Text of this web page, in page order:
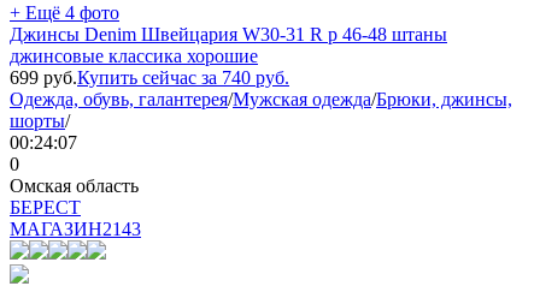
+ Ещё 4 фото
Джинсы Denim Швейцария W30-31 R р 46-48 штаны
джинсовые классика хорошие
699 руб.Купить сейчас за 740 руб.
Одежда, обувь, галантерея/Мужская одежда/Брюки, джинсы,
шорты/
00:24:07
0
Омская область
БEPECT
МАГАЗИН2143